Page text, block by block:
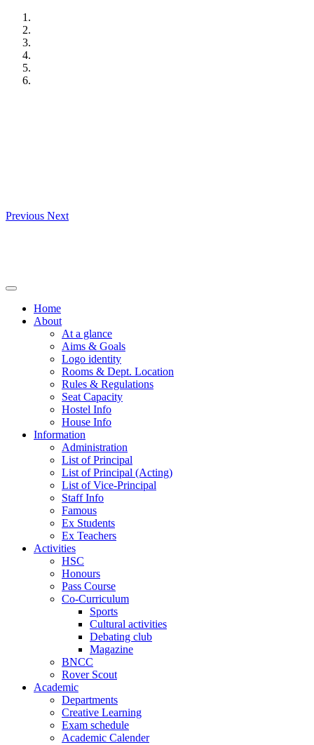
Skip
content
Previous Next
Home
About
At a glance
Aims & Goals
Logo identity
Rooms & Dept. Location
Rules & Regulations
Seat Capacity
Hostel Info
House Info
Information
Administration
List of Principal
List of Principal (Acting)
List of Vice-Principal
Staff Info
Famous
Ex Students
Ex Teachers
Activities
HSC
Honours
Pass Course
Co-Curriculum
Sports
Cultural activities
Debating club
Magazine
BNCC
Rover Scout
Academic
Departments
Creative Learning
Exam schedule
Academic Calender